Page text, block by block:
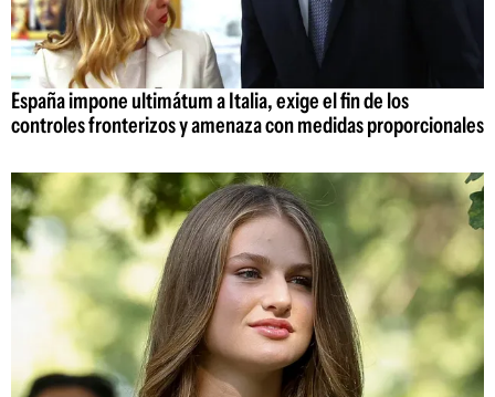
España impone ultimátum a Italia, exige el fin de los
controles fronterizos y amenaza con medidas proporcionales